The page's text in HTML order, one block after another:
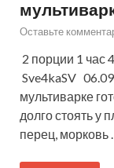
Оставьте
2 порции 1 час
Sve4kaSV
мультиварке
долго стоять у
перец, морковь